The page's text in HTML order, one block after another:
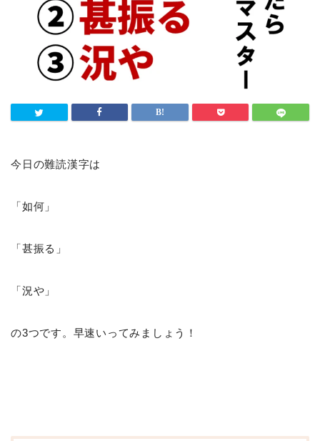
今日の難読漢字は
「如何」
「甚振る」
「況や」
の3つです。早速いってみましょう！